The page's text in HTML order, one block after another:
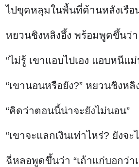
“เขาจะแลกเงินเท่าไหร่? ยัง
ฉี่หลอพูดขึ้นว่า “เถ้าแก่บอกว่า